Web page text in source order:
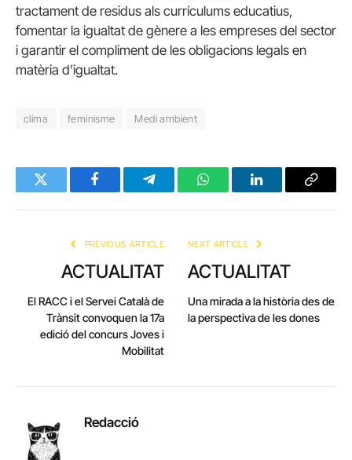
tractament de residus als currículums educatius,
fomentar la igualtat de gènere a les empreses del sector
i garantir el compliment de les obligacions legals en
matèria d’igualtat.
clima feminisme Medi ambient
Twitter FacebookTelegramWhatsAppLinkedInCopy
PREVIOUS ARTICLE
ACTUALITAT
El RACC i el Servei Català de
Trànsit convoquen la 17a
edició del concurs Joves i
Mobilitat
NEXT ARTICLE
ACTUALITAT
Una mirada a la història des de
la perspectiva de les dones
Redacció